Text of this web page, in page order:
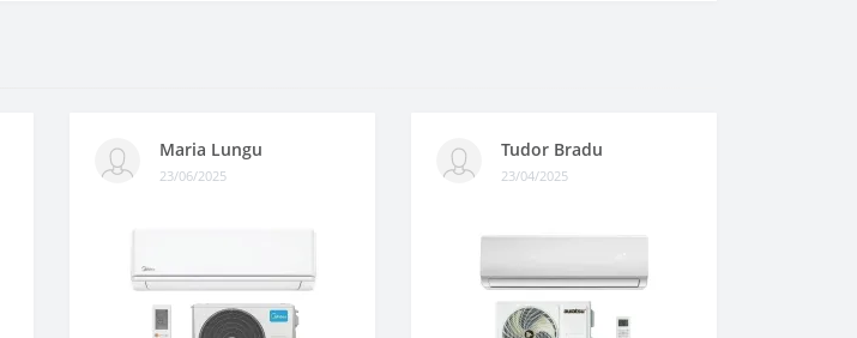
Maria Lungu
23/06/2025
Tudor Bradu
23/04/2025